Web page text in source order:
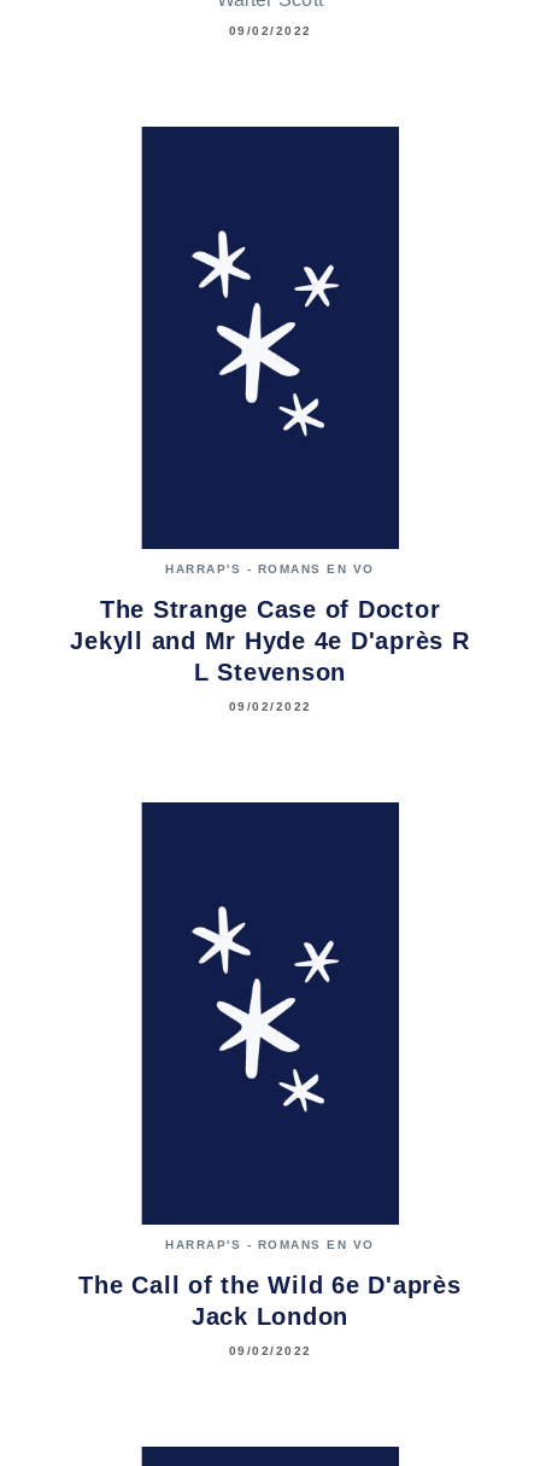
09/02/2022
HARRAP'S - ROMANS EN VO
The Strange Case of Doctor
Jekyll and Mr Hyde 4e D'après R
L Stevenson
09/02/2022
HARRAP'S - ROMANS EN VO
The Call of the Wild 6e D'après
Jack London
09/02/2022